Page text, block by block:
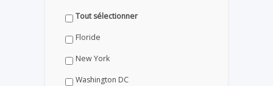
Tout sélectionner
Floride
New York
Washington DC